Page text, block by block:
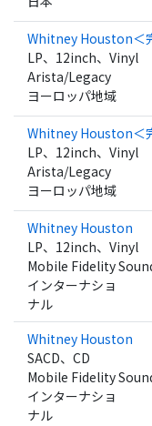
Whitney Houston＜
LP、12inch、Vinyl
Arista/Legacy
ヨーロッパ地域
Whitney Houston＜
LP、12inch、Vinyl
Arista/Legacy
ヨーロッパ地域
Whitney Houston
LP、12inch、Vinyl
Mobile Fidelity
インターナショ
ナル
Whitney Houston
SACD、CD
Mobile Fidelity
インターナショ
ナル